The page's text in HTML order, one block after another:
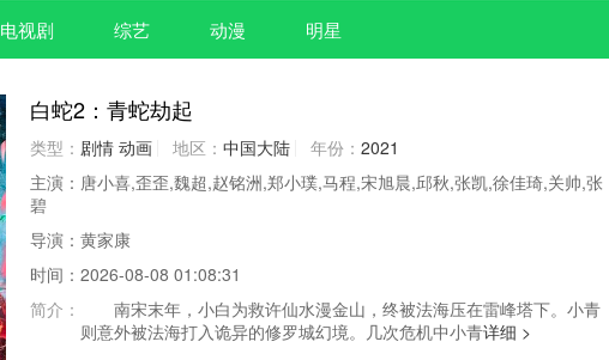
电视剧 综艺 动漫 明星
白蛇2：青蛇劫起
类型： 剧情 动画 地区： 中国大陆 年份： 2021
主演： 唐小喜,歪歪,魏超,赵铭洲,郑小璞,马程,宋旭晨,邱秋,张凯,徐佳琦,关帅,张
碧
导演： 黄家康
时间： 2026-08-08 01:08:31
简介：
南宋末年，小白为救许仙水漫金山，终被法海压在雷峰塔下。小青
则意外被法海打入诡异的修罗城幻境。几次危机中小青详细 >